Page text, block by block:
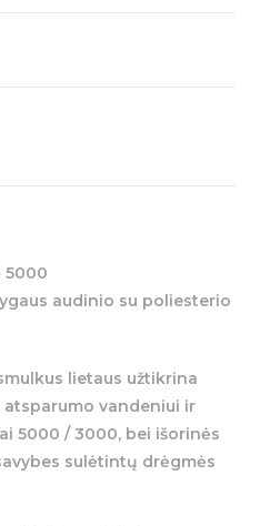
5000
audinio su poliesterio
lietaus užtikrina
atsparumo vandeniui ir
5000 / 3000, bei išorinės
sulėtintų drėgmės